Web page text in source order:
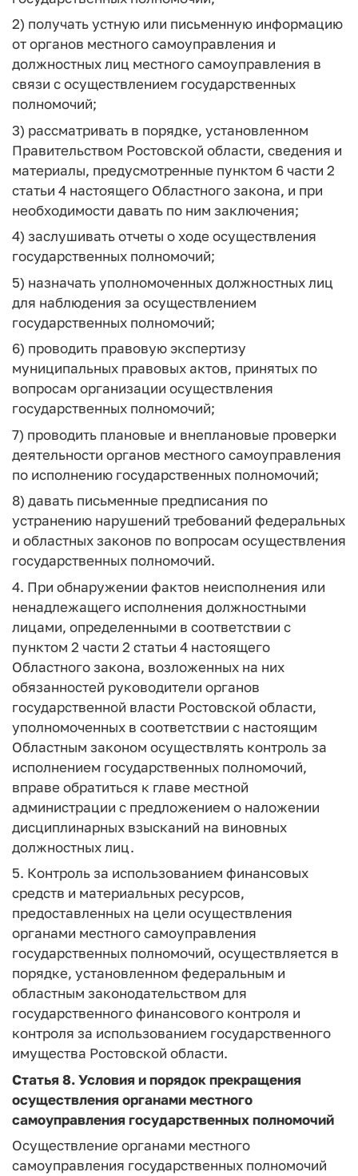
2) получать устную или письменную информацию
от органов местного самоуправления и
должностных лиц местного самоуправления в
связи с осуществлением государственных
полномочий;
3) рассматривать в порядке, установленном
Правительством Ростовской области, сведения и
материалы, предусмотренные пунктом 6 части 2
статьи 4 настоящего Областного закона, и при
необходимости давать по ним заключения;
4) заслушивать отчеты о ходе осуществления
государственных полномочий;
5) назначать уполномоченных должностных лиц
для наблюдения за осуществлением
государственных полномочий;
6) проводить правовую экспертизу
муниципальных правовых актов, принятых по
вопросам организации осуществления
государственных полномочий;
7) проводить плановые и внеплановые проверки
деятельности органов местного самоуправления
по исполнению государственных полномочий;
8) давать письменные предписания по
устранению нарушений требований федеральных
и областных законов по вопросам осуществления
государственных полномочий.
4. При обнаружении фактов неисполнения или
ненадлежащего исполнения должностными
лицами, определенными в соответствии с
пунктом 2 части 2 статьи 4 настоящего
Областного закона, возложенных на них
обязанностей руководители органов
государственной власти Ростовской области,
уполномоченных в соответствии с настоящим
Областным законом осуществлять контроль за
исполнением государственных полномочий,
вправе обратиться к главе местной
администрации с предложением о наложении
дисциплинарных взысканий на виновных
должностных лиц.
5. Контроль за использованием финансовых
средств и материальных ресурсов,
предоставленных на цели осуществления
органами местного самоуправления
государственных полномочий, осуществляется в
порядке, установленном федеральным и
областным законодательством для
государственного финансового контроля и
контроля за использованием государственного
имущества Ростовской области.
Статья 8. Условия и порядок прекращения
осуществления органами местного
самоуправления государственных полномочий
Осуществление органами местного
самоуправления государственных полномочий